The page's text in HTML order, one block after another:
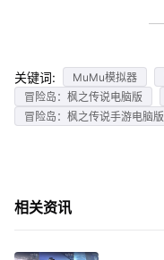
关键词: MuMu模拟器
冒险岛：枫之传说电脑版
冒险岛：枫之传说手游电脑版
相关资讯